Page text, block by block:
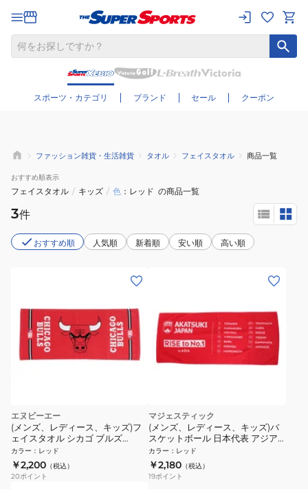
スポーツ・カテゴリ ブランド セール クーポン
さらに絞り込む
ファッション雑貨・生活雑貨 タオル フェイスタオル 商品一覧
おすすめ順表示
フェイスタオル / キッズ / 色 レッド の商品一覧
3件
おすすめ順 人気順 新着順 安い順 高い順
エヌビーエー
(メンズ、レディース、キッズ)フ
ェイスタオル シカゴ ブルズ
BULLS NBA54151
カラー ： レッド
￥2,200 （税込）
20ポイント
マジェスティック
(メンズ、レディース、キッズ)バ
スケットボール 日本代表 アジア
ナンバーワン記念 フェイスタオル
OT1323SS0029
カラー ： レッド
￥2,180 （税込）
19ポイント